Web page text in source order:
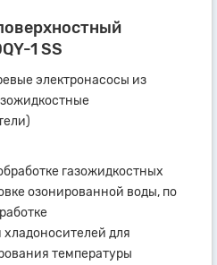
1 SS
электронасосы из
газожидкостных
озонированной воды, по
для
температуры